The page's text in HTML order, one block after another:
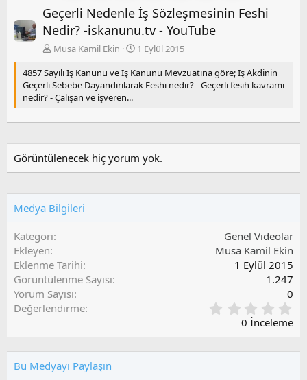
e
k
r
Geçerli Nedenle İş Sözleşmesinin Feshi
Nedir? -iskanunu.tv - YouTube
Musa Kamil Ekin
1 Eylül 2015
4857 Sayılı İş Kanunu ve İş Kanunu Mevzuatına göre; İş Akdinin
Geçerli Sebebe Dayandırılarak Feshi nedir? - Geçerli fesih kavramı
nedir? - Çalışan ve işveren...
Görüntülenecek hiç yorum yok.
Medya Bilgileri
Kategori
Genel Videolar
Ekleyen
Musa Kamil Ekin
Eklenme Tarihi
1 Eylül 2015
Görüntülenme Sayısı
1.247
Yorum Sayısı
0
Değerlendirme
,
O
0 İnceleme
Bu Medyayı Paylaşın